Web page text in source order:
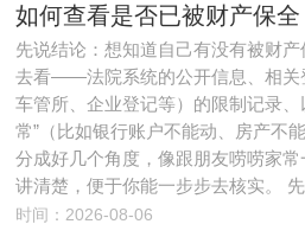
先说结论：想知道自己有没有被财
去看——法院系统的公开信息、相关
车管所、企业登记等）的限制记录
常”（比如银行账户不能动、房产不
分成好几个角度，像跟朋友唠唠家
讲清楚，便于你能一步步去核实。
时间：2026-08-06